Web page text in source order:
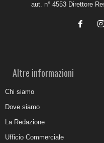
aut. n° 4553 Direttore
Altre informazioni
Chi siamo
Dove siamo
La Redazione
Ufficio Commerciale